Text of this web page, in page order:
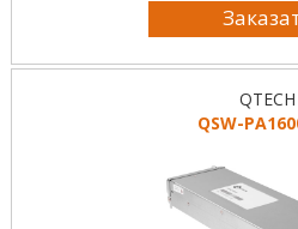
QTECH
QSW-